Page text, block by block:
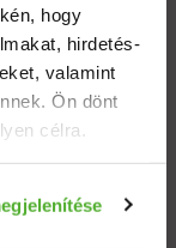
hogy
hirdetés-
valamint
Ön dönt
célra.